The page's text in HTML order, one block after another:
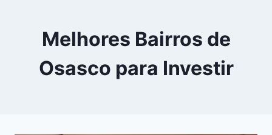
Melhores Bairros de
Osasco para Investir